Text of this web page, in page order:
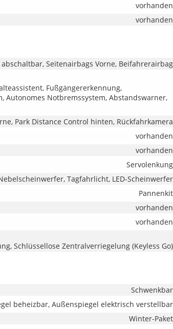
vorhanden
vorhanden
Seitenairbags Vorne, Beifahrerairbag
Fußgängererkennung,
Autonomes Notbremssystem, Abstandswarner,
Park Distance Control hinten, Rückfahrkamera
vorhanden
vorhanden
Servolenkung
Tagfahrlicht, LED-Scheinwerfer
Pannenkit
vorhanden
vorhanden
Schlüssellose Zentralverriegelung (Keyless Go)
Schwenkbar
beheizbar, Außenspiegel elektrisch verstellbar
Winter-Paket